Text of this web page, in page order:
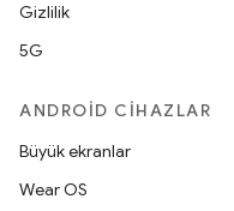
Gizlilik
5G
ANDROID CIHAZLAR
Büyük ekranlar
Wear OS